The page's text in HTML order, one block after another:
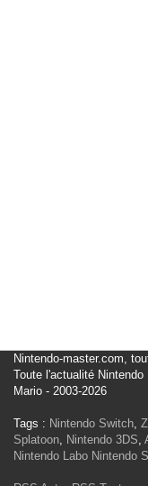
Nintendo-master.com,
Toute l'actualité
Mario - 2003-2026
Tags : Nintendo Switch,
Splatoon, Nintendo 3DS,
Nintendo Labo Nintendo